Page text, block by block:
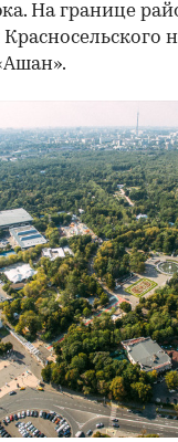
На границе